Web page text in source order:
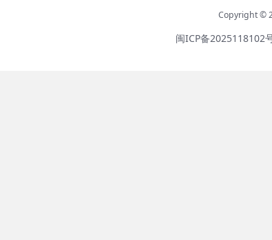
Copyright ©
闽ICP备2025118102